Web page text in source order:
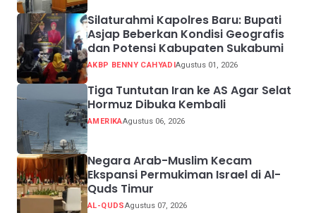
Silaturahmi Kapolres Baru: Bupati
Asjap Beberkan Kondisi Geografis
dan Potensi Kabupaten Sukabumi
AKBP BENNY CAHYADIAgustus 01, 2026
Tiga Tuntutan Iran ke AS Agar Selat
Hormuz Dibuka Kembali
AMERIKAAgustus 06, 2026
Negara Arab-Muslim Kecam
Ekspansi Permukiman Israel di Al-
Quds Timur
AL-QUDSAgustus 07, 2026